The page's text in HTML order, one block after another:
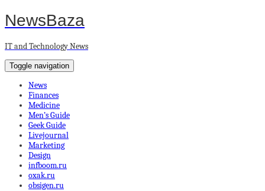
NewsBaza
IT and Technology News
Toggle navigation
News
Finances
Medicine
Men’s Guide
Geek Guide
Livejournal
Marketing
Design
infboom.ru
oxak.ru
obsigen.ru